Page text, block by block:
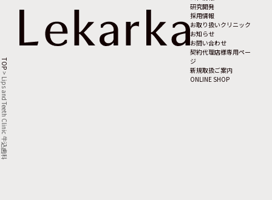
研究開発
採用情報
お取り扱いクリニック
お知らせ
お問い合わせ
契約代理店様専用ペー
ジ
新規取扱ご案内
ONLINE SHOP
TOP
>
Lips and Teeth Clinic 牛込歯科